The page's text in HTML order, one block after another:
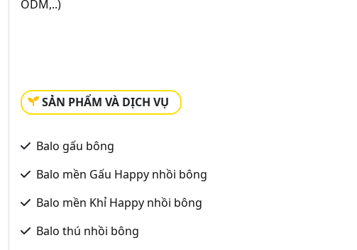
ODM,..)
SẢN PHẨM VÀ DỊCH VỤ
Balo gấu bông
Balo mền Gấu Happy nhồi bông
Balo mền Khỉ Happy nhồi bông
Balo thú nhồi bông